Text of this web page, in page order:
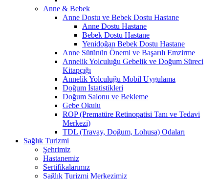
Anne & Bebek
Anne Dostu ve Bebek Dostu Hastane
Anne Dostu Hastane
Bebek Dostu Hastane
Yenidoğan Bebek Dostu Hastane
Anne Sütünün Önemi ve Başarılı Emzirme
Annelik Yolculuğu Gebelik ve Doğum Süreci
Kitapçığı
Annelik Yolculuğu Mobil Uygulama
Doğum İstatistikleri
Doğum Salonu ve Bekleme
Gebe Okulu
ROP (Prematüre Retinopatisi Tanı ve Tedavi
Merkezi)
TDL (Travay, Doğum, Lohusa) Odaları
Sağlık Turizmi
Şehrimiz
Hastanemiz
Sertifikalarımız
Sağlık Turizmi Merkezimiz